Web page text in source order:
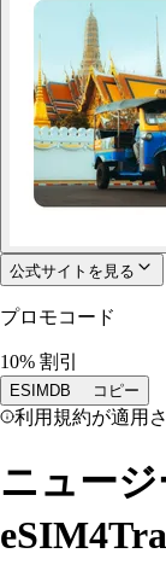
公式サイトを見る
プロモコード
10% 割引
ESIMDB コピー
利用規約が適用
ニュー